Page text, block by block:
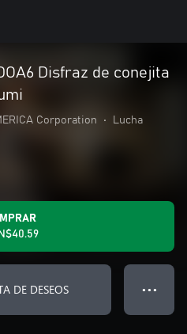
Disfraz de conejita
Corporation • Lucha
DE DESEOS ● ● ●